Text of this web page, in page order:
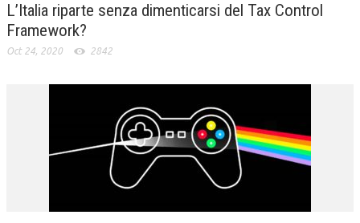
L’Italia riparte senza dimenticarsi del Tax Control
Framework?
Oct 24, 2020 2842